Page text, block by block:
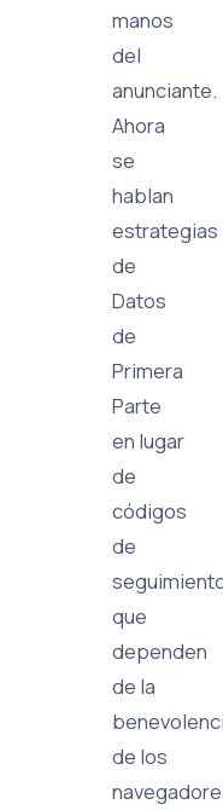
manos
del
anunciante.
Ahora
se
hablan
estrategias
de
Datos
de
Primera
Parte
en lugar
de
códigos
de
que
dependen
de la
de los